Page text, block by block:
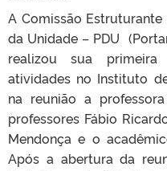
A Comissão
da Unidade – PDU
realizou sua
atividades no Instituto
na reunião a
professores Fábio
Mendonça e o
Após a abertura da